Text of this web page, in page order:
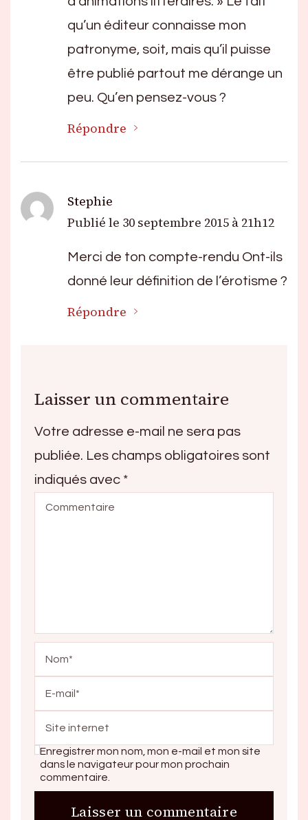
qu’un éditeur connaisse mon
patronyme, soit, mais qu’il puisse
être publié partout me dérange un
peu. Qu’en pensez-vous ?
Répondre
Stephie
Publié le 30 septembre 2015 à 21h12
Merci de ton compte-rendu Ont-ils
donné leur définition de l’érotisme ?
Répondre
Laisser un commentaire
Votre adresse e-mail ne sera pas
publiée. Les champs obligatoires sont
indiqués avec *
Enregistrer mon nom, mon e-mail et mon site
dans le navigateur pour mon prochain
commentaire.